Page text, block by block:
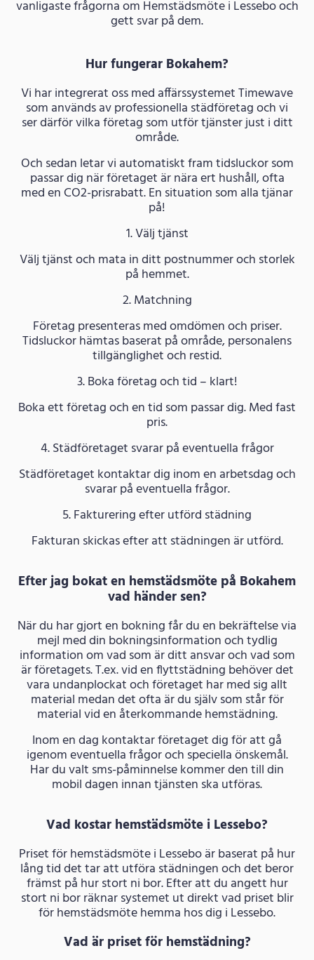
vanligaste frågorna om Hemstädsmöte i Lessebo och
gett svar på dem.
Hur fungerar Bokahem?
Vi har integrerat oss med affärssystemet Timewave
som används av professionella städföretag och vi
ser därför vilka företag som utför tjänster just i ditt
område.
Och sedan letar vi automatiskt fram tidsluckor som
passar dig när företaget är nära ert hushåll, ofta
med en CO2-prisrabatt. En situation som alla tjänar
på!
1. Välj tjänst
Välj tjänst och mata in ditt postnummer och storlek
på hemmet.
2. Matchning
Företag presenteras med omdömen och priser.
Tidsluckor hämtas baserat på område, personalens
tillgänglighet och restid.
3. Boka företag och tid – klart!
Boka ett företag och en tid som passar dig. Med fast
pris.
4. Städföretaget svarar på eventuella frågor
Städföretaget kontaktar dig inom en arbetsdag och
svarar på eventuella frågor.
5. Fakturering efter utförd städning
Fakturan skickas efter att städningen är utförd.
Efter jag bokat en hemstädsmöte på Bokahem
vad händer sen?
När du har gjort en bokning får du en bekräftelse via
mejl med din bokningsinformation och tydlig
information om vad som är ditt ansvar och vad som
är företagets. T.ex. vid en flyttstädning behöver det
vara undanplockat och företaget har med sig allt
material medan det ofta är du själv som står för
material vid en återkommande hemstädning.
Inom en dag kontaktar företaget dig för att gå
igenom eventuella frågor och speciella önskemål.
Har du valt sms-påminnelse kommer den till din
mobil dagen innan tjänsten ska utföras.
Vad kostar hemstädsmöte i Lessebo?
Priset för hemstädsmöte i Lessebo är baserat på hur
lång tid det tar att utföra städningen och det beror
främst på hur stort ni bor. Efter att du angett hur
stort ni bor räknar systemet ut direkt vad priset blir
för hemstädsmöte hemma hos dig i Lessebo.
Vad är priset för hemstädning?